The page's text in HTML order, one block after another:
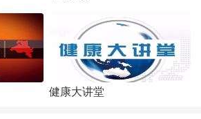
健康大讲堂